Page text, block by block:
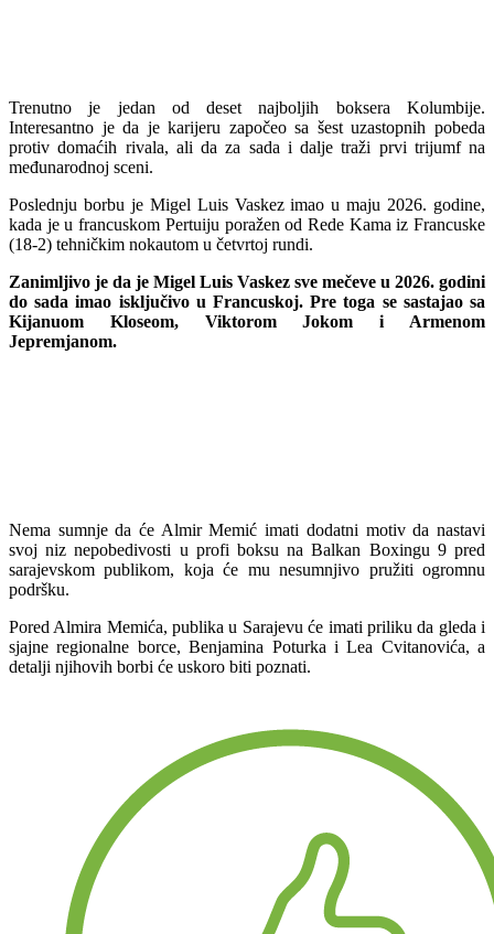
Trenutno je jedan od deset najboljih boksera Kolumbije.
Interesantno je da je karijeru započeo sa šest uzastopnih pobeda
protiv domaćih rivala, ali da za sada i dalje traži prvi trijumf na
međunarodnoj sceni.
Poslednju borbu je Migel Luis Vaskez imao u maju 2026. godine,
kada je u francuskom Pertuiju poražen od Rede Kama iz Francuske
(18-2) tehničkim nokautom u četvrtoj rundi.
Zanimljivo je da je Migel Luis Vaskez sve mečeve u 2026. godini
do sada imao isključivo u Francuskoj. Pre toga se sastajao sa
Kijanuom Kloseom, Viktorom Jokom i Armenom
Jepremjanom.
Nema sumnje da će Almir Memić imati dodatni motiv da nastavi
svoj niz nepobedivosti u profi boksu na Balkan Boxingu 9 pred
sarajevskom publikom, koja će mu nesumnjivo pružiti ogromnu
podršku.
Pored Almira Memića, publika u Sarajevu će imati priliku da gleda i
sjajne regionalne borce, Benjamina Poturka i Lea Cvitanovića, a
detalji njihovih borbi će uskoro biti poznati.